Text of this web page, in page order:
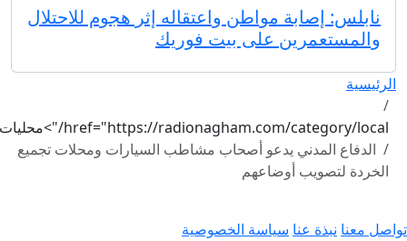
نابلس: إصابة مواطن واعتقاله إثر هجوم للاحتلال
والمستعمرين على بيت فوريك
الرئيسية
href="https://radionagham.com/category/local/">محليات
الدفاع المدني يدعو أصحاب مشاطب السيارات ومحلات تجميع
الخردة لتصويب أوضاعهم
تواصل معنا نبذة عنا سياسة الخصوصية